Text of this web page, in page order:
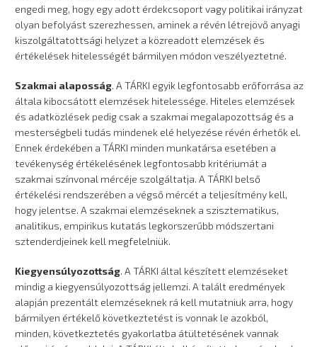
engedi meg, hogy egy adott érdekcsoport vagy politikai irányzat
olyan befolyást szerezhessen, aminek a révén létrejövő anyagi
kiszolgáltatottsági helyzet a közreadott elemzések és
értékelések hitelességét bármilyen módon veszélyeztetné.
Szakmai alaposság. A TÁRKI egyik legfontosabb erőforrása az
általa kibocsátott elemzések hitelessége. Hiteles elemzések
és adatközlések pedig csak a szakmai megalapozottság és a
mesterségbeli tudás mindenek elé helyezése révén érhetők el.
Ennek érdekében a TÁRKI minden munkatársa esetében a
tevékenység értékelésének legfontosabb kritériumát a
szakmai színvonal mércéje szolgáltatja. A TÁRKI belső
értékelési rendszerében a végső mércét a teljesítmény kell,
hogy jelentse. A szakmai elemzéseknek a szisztematikus,
analitikus, empirikus kutatás legkorszerűbb módszertani
sztenderdjeinek kell megfelelniük.
Kiegyensúlyozottság. A TÁRKI által készített elemzéseket
mindig a kiegyensúlyozottság jellemzi. A talált eredmények
alapján prezentált elemzéseknek rá kell mutatniuk arra, hogy
bármilyen értékelő következtetést is vonnak le azokból,
minden, következtetés gyakorlatba átültetésének vannak